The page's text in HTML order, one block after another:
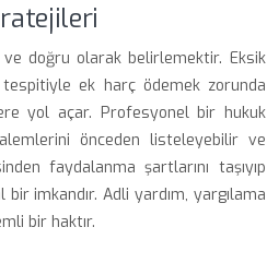
doğru olarak belirlemektir. Eksik
ek harç ödemek zorunda
yol açar. Profesyonel bir hukuk
önceden listeleyebilir ve
faydalanma şartlarını taşıyıp
imkandır. Adli yardım, yargılama
bir haktır.